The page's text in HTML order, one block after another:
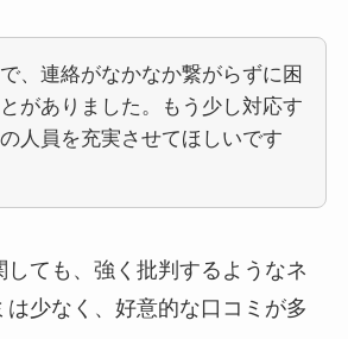
、連絡がなかなか繋がらずに困
がありました。もう少し対応す
人員を充実させてほしいです
しても、強く批判するようなネ
は少なく、好意的な口コミが多